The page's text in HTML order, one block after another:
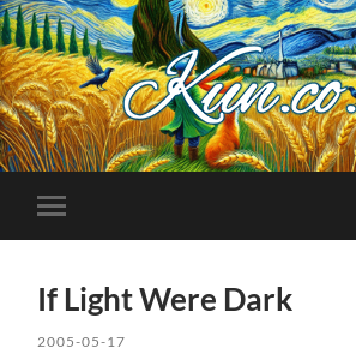
Kuncoro++
Toggle
mobile
If Light Were Dark
2005-05-17